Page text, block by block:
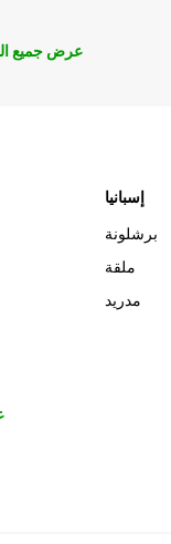
عرض جميع
إسبانيا
برشلونة
ملقة
مدريد